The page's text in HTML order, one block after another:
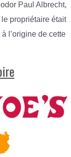
Paul Albrecht,
propriétaire était
l’origine de cette